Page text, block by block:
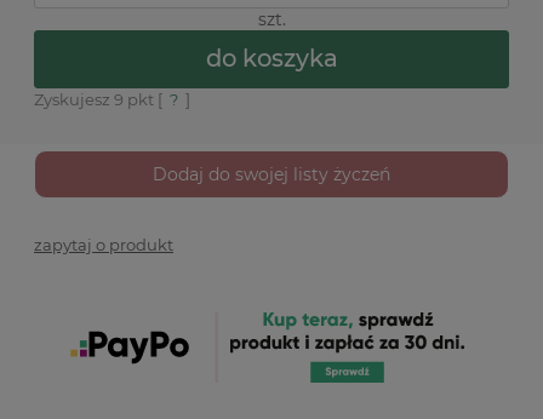
szt.
do koszyka
Zyskujesz 9 pkt [ ? ]
Dodaj do swojej listy życzeń
zapytaj o produkt